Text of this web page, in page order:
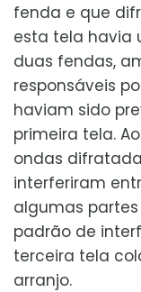
fenda e que
esta tela havia
duas fendas,
responsáveis
haviam sido
primeira tela.
ondas
interferiram
algumas partes
padrão de
terceira tela
arranjo.